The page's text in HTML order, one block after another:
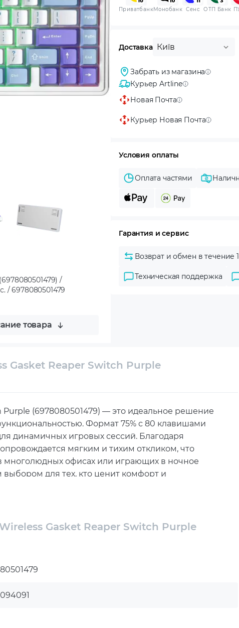
/
/ 6978080501479
товара
ПриватбанкМонобанк Сенс ОТП Банк
Доставка Київ
Забрать из магазина
Курьер Artline
Новая Почта
Курьер Новая Почта
Условия оплаты
Оплата частями
Гарантия и сервис
Возврат и обмен в течение
Техническая поддержка
Gasket Reaper Switch Purple
Purple (6978080501479) — это идеальное решение
Формат 75% с 80 клавишами
динамичных игровых сессий. Благодаря
мягким и тихим откликом, что
многолюдных офисах или играющих в ночное
выбором для тех, кто ценит комфорт и
возможность позволяет пользователям
легко заменяя переключатели без
Bluetooth 5.0, 2.4 ГГц и проводной. Это
— вы можете подключаться к различным
кабелей. Яркая RGB-подсветка с 16,8
Gasket Reaper Switch Purple